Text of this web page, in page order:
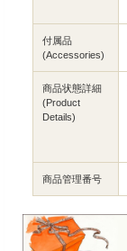
付属品
(Accessories)
商品状態詳細
(Product
Details)
商品管理番号